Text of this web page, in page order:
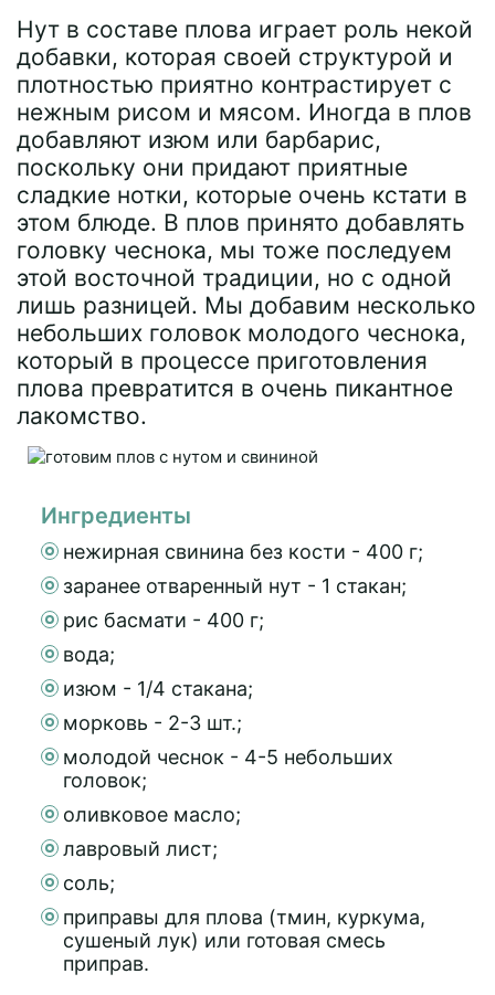
Нут в составе плова играет роль некой
добавки, которая своей структурой и
плотностью приятно контрастирует с
нежным рисом и мясом. Иногда в плов
добавляют изюм или барбарис,
поскольку они придают приятные
сладкие нотки, которые очень кстати в
этом блюде. В плов принято добавлять
головку чеснока, мы тоже последуем
этой восточной традиции, но с одной
лишь разницей. Мы добавим несколько
небольших головок молодого чеснока,
который в процессе приготовления
плова превратится в очень пикантное
лакомство.
Ингредиенты
нежирная свинина без кости - 400 г;
заранее отваренный нут - 1 стакан;
рис басмати - 400 г;
вода;
изюм - 1/4 стакана;
морковь - 2-3 шт.;
молодой чеснок - 4-5 небольших
головок;
оливковое масло;
лавровый лист;
соль;
приправы для плова (тмин, куркума,
сушеный лук) или готовая смесь
приправ.